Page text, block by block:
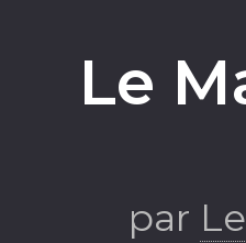
Le
par